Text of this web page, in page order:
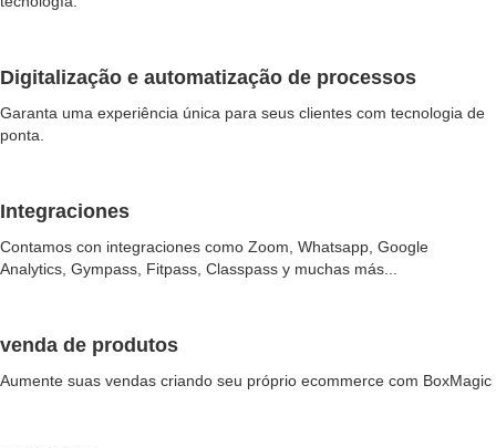
Digitalização e automatização de processos
Garanta uma experiência única para seus clientes com tecnologia de
ponta.
Integraciones
Contamos con integraciones como Zoom, Whatsapp, Google
Analytics, Gympass, Fitpass, Classpass y muchas más...
venda de produtos
Aumente suas vendas criando seu próprio ecommerce com BoxMagic